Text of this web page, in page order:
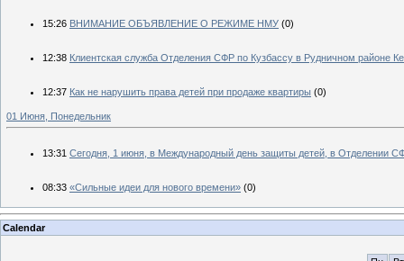
15:26 ВНИМАНИЕ ОБЪЯВЛЕНИЕ О РЕЖИМЕ НМУ (0)
12:38 Клиентская служба Отделения СФР по Кузбассу в Рудничном районе
12:37 Как не нарушить права детей при продаже квартиры (0)
01 Июня, Понедельник
13:31 Сегодня, 1 июня, в Международный день защиты детей, в Отделении
08:33 «Сильные идеи для нового времени» (0)
Calendar